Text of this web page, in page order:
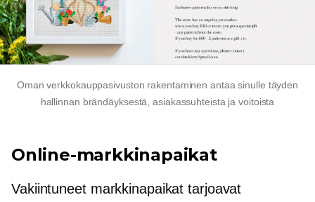
Oman verkkokauppasivuston rakentaminen antaa sinulle täyden
hallinnan brändäyksestä, asiakassuhteista ja voitoista
Online-markkinapaikat
Vakiintuneet markkinapaikat tarjoavat